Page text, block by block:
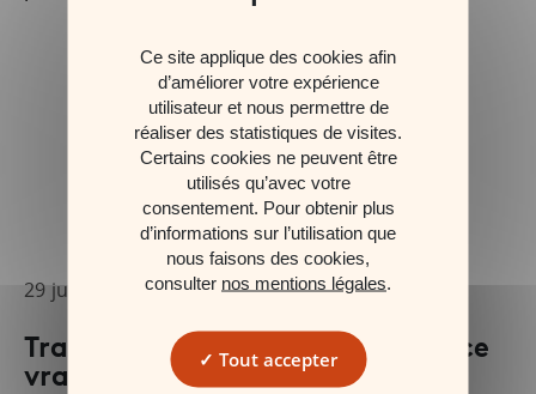
29 juin 2026 #Epargne Retraite
Transférer son PER : quand est-ce
vraiment pertinent ?
Ce site applique des cookies afin
d’améliorer votre expérience
utilisateur et nous permettre de
réaliser des statistiques de visites.
Certains cookies ne peuvent être
utilisés qu’avec votre
consentement. Pour obtenir plus
d’informations sur l’utilisation que
nous faisons des cookies,
consulter nos mentions légales.
Tout accepter